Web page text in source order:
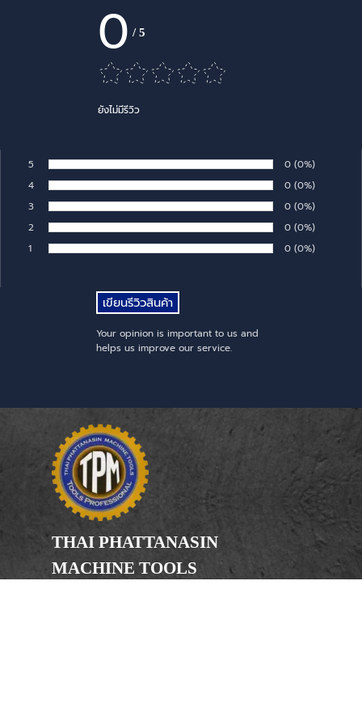
0 /5
ยังไม่มีรีวิว
5 Number of rates:
0 Percentage of
(0%)
4 Number of rates:
0 Percentage of
(0%)
3 Number of rates:
0 Percentage of
(0%)
2 Number of rates:
0 Percentage of
(0%)
1 Number of rates:
0 Percentage of
(0%)
Your opinion is important to us and
helps us improve our service.
THAI PHATTANASIN
MACHINE TOOLS